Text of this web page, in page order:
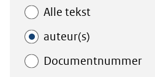
Alle tekst
auteur(s)
Documentnummer